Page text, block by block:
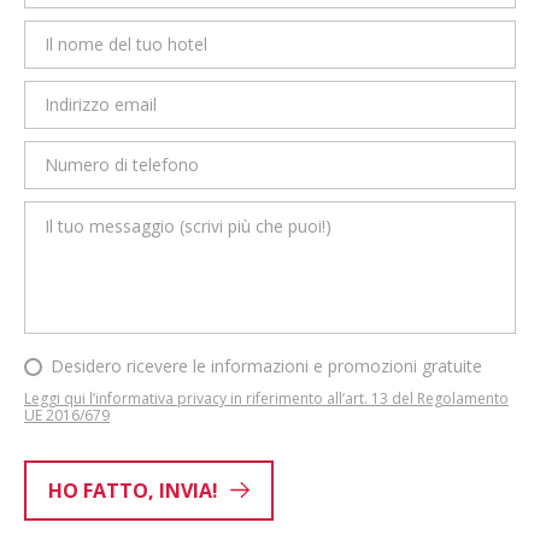
Desidero ricevere le informazioni e promozioni gratuite
Leggi qui l’informativa privacy in riferimento all’art. 13 del Regolamento
UE 2016/679
HO FATTO, INVIA!